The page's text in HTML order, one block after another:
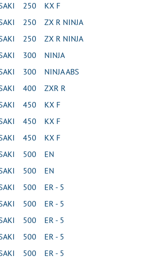
250 KX F
250 ZX R NINJA
250 ZX R NINJA
300 NINJA
300 NINJA ABS
400 ZXR R
450 KX F
450 KX F
450 KX F
500 EN
500 EN
500 ER - 5
500 ER - 5
500 ER - 5
500 ER - 5
500 ER - 5